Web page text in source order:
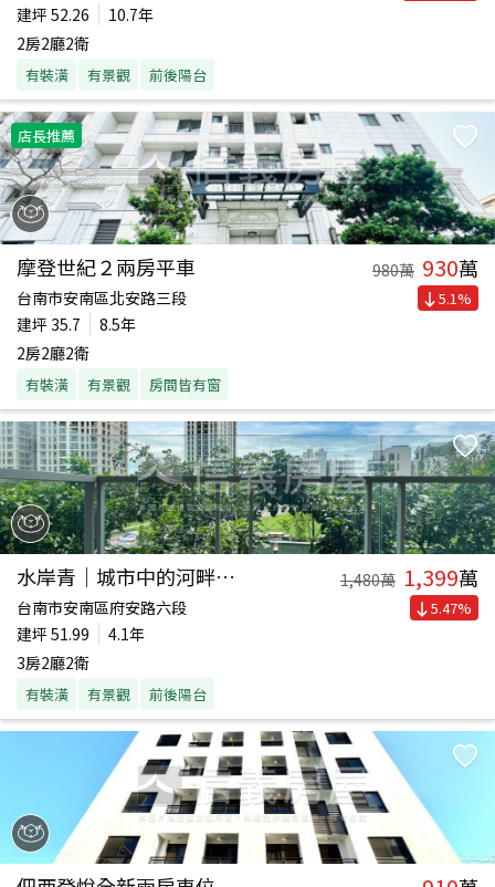
建坪 52.26
10.7年
2房2廳2衛
有裝潢 有景觀 前後陽台
店長推薦
摩登世紀２兩房平車 980萬 930萬
台南市安南區北安路三段
建坪 35.7
8.5年
2房2廳2衛
有裝潢 有景觀 房間皆有窗
5.1%
水岸青｜城市中的河畔行館 1,480萬 1,399萬
台南市安南區府安路六段
建坪 51.99
4.1年
3房2廳2衛
有裝潢 有景觀 前後陽台
5.47%